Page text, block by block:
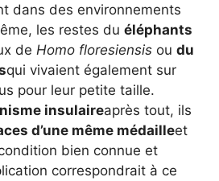
dans des environnements
les restes du éléphants
de Homo floresiensis ou du
qui vivaient également sur
pour leur petite taille.
insulaireaprès tout, ils
d’une même médailleet
bien connue et
correspondrait à ce